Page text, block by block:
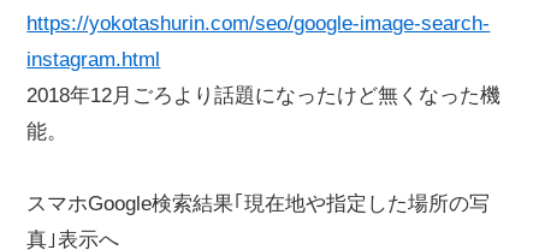
https://yokotashurin.com/seo/google-image-search-
instagram.html
2018年12月ごろより話題になったけど無くなった機
能。
スマホGoogle検索結果｢現在地や指定した場所の写
真｣表示へ